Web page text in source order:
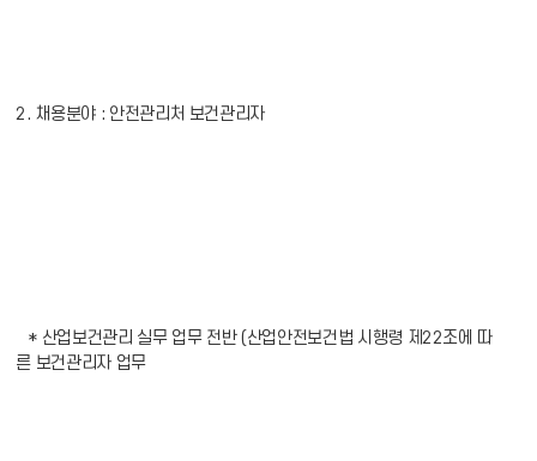
2. 채용분야 : 안전관리처 보건관리자
* 산업보건관리 실무 업무 전반 (산업안전보건법 시행령 제22조에 따
른 보건관리자 업무